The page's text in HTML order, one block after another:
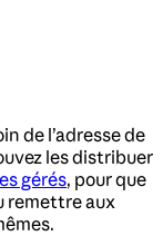
de l’adresse de
les distribuer
gérés, pour que
remettre aux